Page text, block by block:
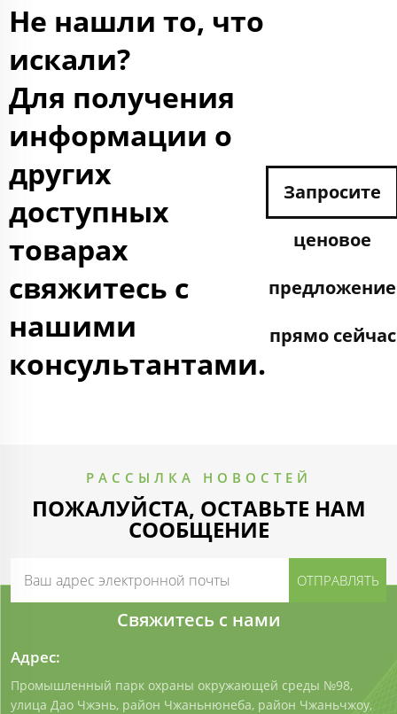
Не нашли то, что
искали?
Для получения
информации о
других
доступных
товарах
свяжитесь с
нашими
консультантами.
Запросите
ценовое
предложение
прямо сейчас
РАССЫЛКА НОВОСТЕЙ
ПОЖАЛУЙСТА, ОСТАВЬТЕ НАМ
СООБЩЕНИЕ
Свяжитесь с нами
Адрес:
Промышленный парк охраны окружающей среды №98,
улица Дао Чжэнь, район Чжаньнюнеба, район Чжаньчжоу,